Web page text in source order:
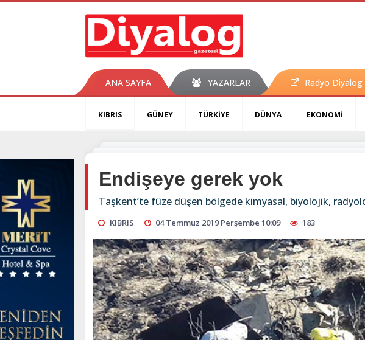
ANA SAYFA YAZARLAR Radyo Diyalog
KIBRIS GÜNEY TÜRKİYE DÜNYA EKONOMİ
Endişeye gerek yok
Taşkent’te füze düşen bölgede kimyasal, biyolojik,
KIBRIS 04 Temmuz 2019 Perşembe 10:09 183